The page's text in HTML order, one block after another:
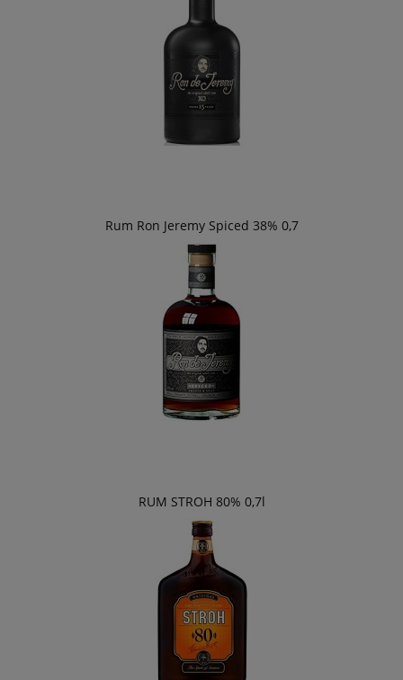
Rum Ron Jeremy Spiced 38% 0,7
RUM STROH 80% 0,7l